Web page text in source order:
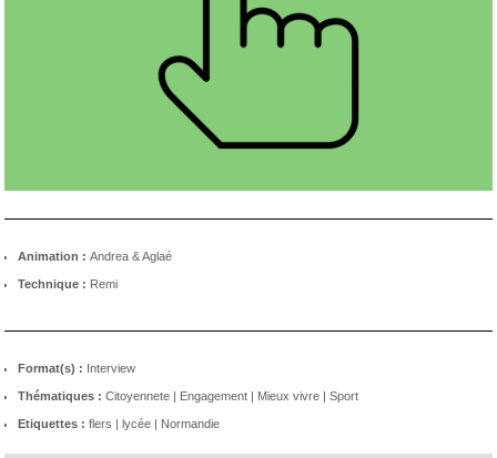
Animation : Andrea & Aglaé
Technique : Remi
Format(s) : Interview
Thématiques : Citoyennete | Engagement | Mieux vivre | Sport
Etiquettes : flers | lycée | Normandie